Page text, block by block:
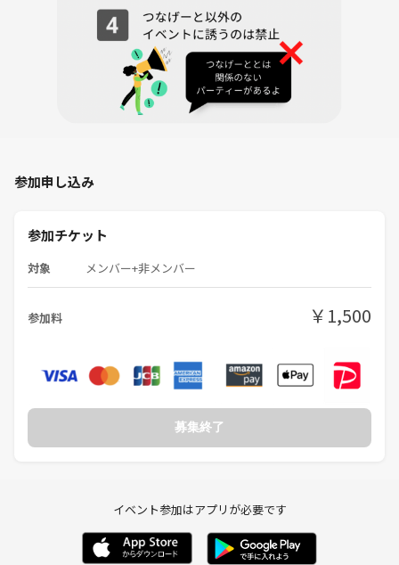
参加申し込み
参加チケット
対象 メンバー+非メンバー
参加料 ￥1,500
募集終了
イベント参加はアプリが必要です